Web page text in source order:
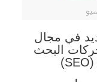
البحث